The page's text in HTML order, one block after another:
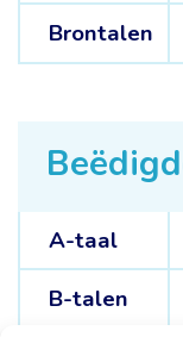
Brontalen
A-taal
B-talen